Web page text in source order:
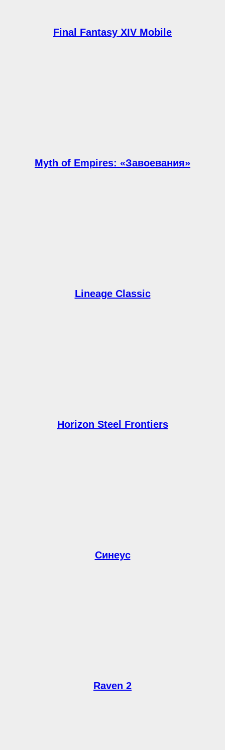
Final Fantasy XIV Mobile
Myth of Empires: «Завоевания»
Lineage Classic
Horizon Steel Frontiers
Синеус
Raven 2